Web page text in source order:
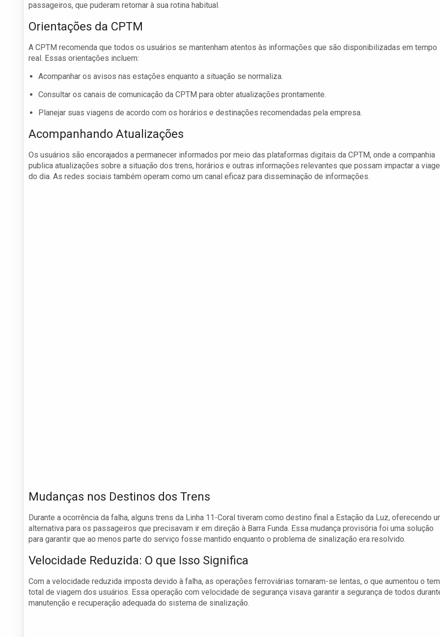
passageiros, que puderam retornar à sua rotina habitual.
Orientações da CPTM
A CPTM recomenda que todos os usuários se mantenham atentos às informações que são disponibilizadas em tempo
real. Essas orientações incluem:
Acompanhar os avisos nas estações enquanto a situação se normaliza.
Consultar os canais de comunicação da CPTM para obter atualizações prontamente.
Planejar suas viagens de acordo com os horários e destinações recomendadas pela empresa.
Acompanhando Atualizações
Os usuários são encorajados a permanecer informados por meio das plataformas digitais da CPTM, onde a companhia
publica atualizações sobre a situação dos trens, horários e outras informações relevantes que possam impactar a
do dia. As redes sociais também operam como um canal eficaz para disseminação de informações.
Mudanças nos Destinos dos Trens
Durante a ocorrência da falha, alguns trens da Linha 11-Coral tiveram como destino final a Estação da Luz, oferecendo
alternativa para os passageiros que precisavam ir em direção à Barra Funda. Essa mudança provisória foi uma solução
para garantir que ao menos parte do serviço fosse mantido enquanto o problema de sinalização era resolvido.
Velocidade Reduzida: O que Isso Significa
Com a velocidade reduzida imposta devido à falha, as operações ferroviárias tornaram-se lentas, o que aumentou o
total de viagem dos usuários. Essa operação com velocidade de segurança visava garantir a segurança de todos
manutenção e recuperação adequada do sistema de sinalização.